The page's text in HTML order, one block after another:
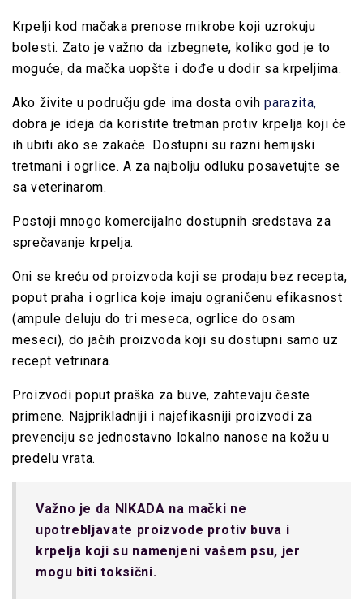
Krpelji kod mačaka prenose mikrobe koji uzrokuju
bolesti. Zato je važno da izbegnete, koliko god je to
moguće, da mačka uopšte i dođe u dodir sa krpeljima.
Ako živite u području gde ima dosta ovihparazita,
dobra je ideja da koristite tretman protiv krpelja koji će
ih ubiti ako se zakače. Dostupni su razni hemijski
tretmani i ogrlice. A za najbolju odluku posavetujte se
sa veterinarom.
Postoji mnogo komercijalno dostupnih sredstava za
sprečavanje krpelja.
Oni se kreću od proizvoda koji se prodaju bez recepta,
poput praha i ogrlica koje imaju ograničenu efikasnost
(ampule deluju do tri meseca, ogrlice do osam
meseci), do jačih proizvoda koji su dostupni samo uz
recept vetrinara.
Proizvodi poput praška za buve, zahtevaju česte
primene. Najprikladniji i najefikasniji proizvodi za
prevenciju se jednostavno lokalno nanose na kožu u
predelu vrata.
Važno je da NIKADA na mački ne
upotrebljavate proizvode protiv buva i
krpelja koji su namenjeni vašem psu, jer
mogu biti toksični.